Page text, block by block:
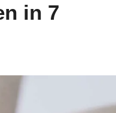
in 7